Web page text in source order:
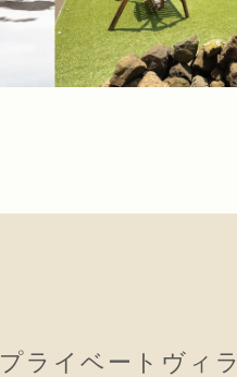
プライベートヴィラ